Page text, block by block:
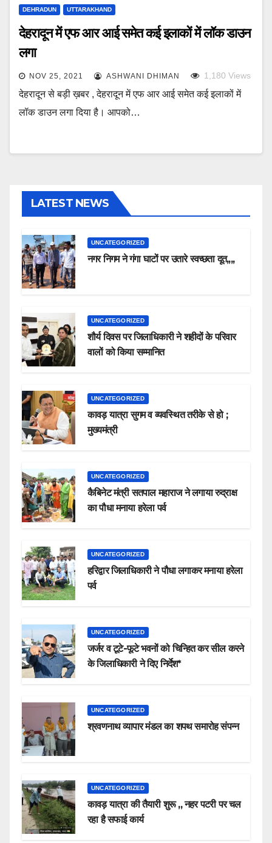
DEHRADUN UTTARAKHAND
देहरादून में एफ आर आई समेत कई इलाकों में लॉक डाउन
लगा
NOV 25, 2021 ASHWANI DHIMAN 1,180 Views
देहरादून से बड़ी ख़बर , देहरादून में एफ आर आई समेत कई इलाकों में
लॉक डाउन लगा दिया है। आपको…
LATEST NEWS
UNCATEGORIZED
नगर निगम ने गंगा घाटों पर उतारे स्वच्छता दूत,,,,
UNCATEGORIZED
शौर्य दिवस पर जिलाधिकारी ने शहीदों के परिवार
वालों को किया सम्मानित
UNCATEGORIZED
कावड़ यात्रा सुगम व व्यवस्थित तरीके से हो ;
मुख्यमंत्री
UNCATEGORIZED
कैबिनेट मंत्री सतपाल महाराज ने लगाया रुद्राक्ष
का पौधा मनाया हरेला पर्व
UNCATEGORIZED
हरिद्वार जिलाधिकारी ने पौधा लगाकर मनाया हरेला
पर्व
UNCATEGORIZED
जर्जर व टूटे-फूटे भवनों को चिन्हित कर सील करने
के जिलाधिकारी ने दिए निर्देश*
UNCATEGORIZED
श्रवणनाथ व्यापार मंडल का शपथ समारोह संपन्न
UNCATEGORIZED
कावड़ यात्रा की तैयारी शुरू ,, नहर पटरी पर चल
रहा है सफाई कार्य